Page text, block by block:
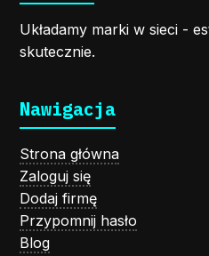
Układamy marki w sieci -
skutecznie.
Nawigacja
Strona główna
Zaloguj się
Dodaj firmę
Przypomnij hasło
Blog